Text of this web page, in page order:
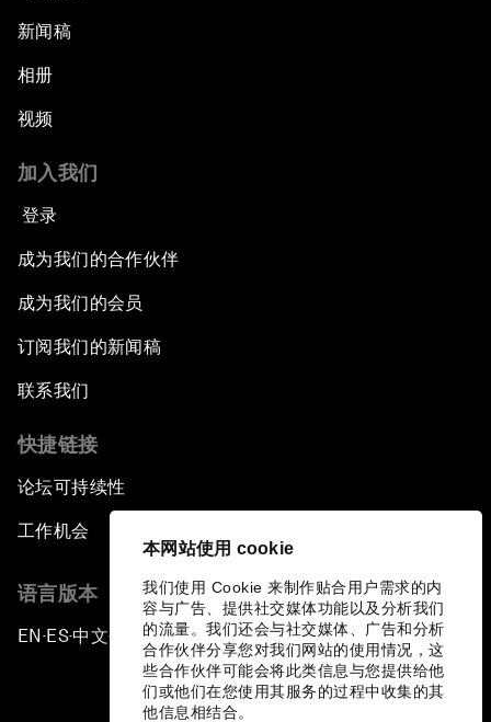
本网站使用 cookie
我们使用 Cookie 来制作贴合用户需求的内
容与广告、提供社交媒体功能以及分析我们
的流量。我们还会与社交媒体、广告和分析
合作伙伴分享您对我们网站的使用情况，这
些合作伙伴可能会将此类信息与您提供给他
们或他们在您使用其服务的过程中收集的其
他信息相结合。
新闻稿
相册
视频
加入我们
登录
成为我们的合作伙伴
成为我们的会员
订阅我们的新闻稿
联系我们
快捷链接
论坛可持续性
工作机会
语言版本
EN ▪ES▪中文▪ 日本語